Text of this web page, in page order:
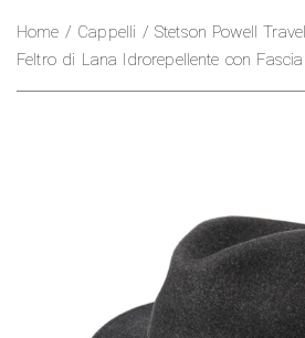
Home / Cappelli / Stetson Powell
Feltro di Lana Idrorepellente con